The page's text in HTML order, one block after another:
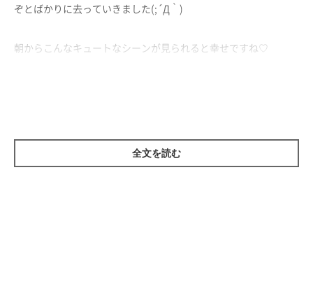
ぞとばかりに去っていきました(;´Д｀)
朝からこんなキュートなシーンが見られると幸せですね♡
全文を読む